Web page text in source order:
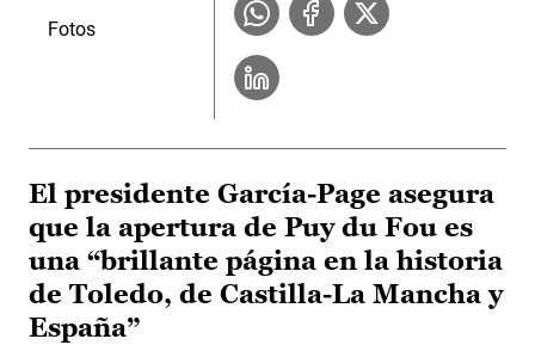
Fotos
El presidente García-Page asegura
que la apertura de Puy du Fou es
una “brillante página en la historia
de Toledo, de Castilla-La Mancha y
España”